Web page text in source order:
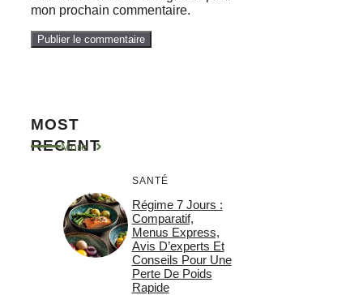
mon prochain commentaire.
MOST
RECENT
More
SANTÉ
Régime 7 Jours :
Comparatif,
Menus Express,
Avis D’experts Et
Conseils Pour Une
Perte De Poids
Rapide